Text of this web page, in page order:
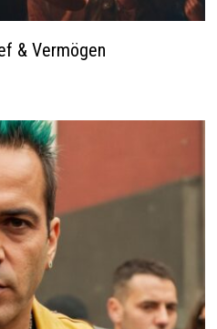
& Vermögen